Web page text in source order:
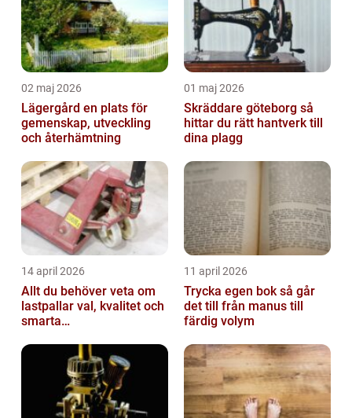
02 maj 2026
Lägergård en plats för
gemenskap, utveckling
och återhämtning
01 maj 2026
Skräddare göteborg så
hittar du rätt hantverk till
dina plagg
14 april 2026
Allt du behöver veta om
lastpallar val, kvalitet och
smarta
11 april 2026
Trycka egen bok så går
det till från manus till
färdig volym